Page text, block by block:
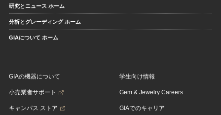
研究とニュース ホーム
分析とグレーディング ホーム
GIAについて ホーム
GIAの機器について
小売業者サポート
キャンパス ストア
学生向け情報
Gem & Jewelry Careers
GIAでのキャリア